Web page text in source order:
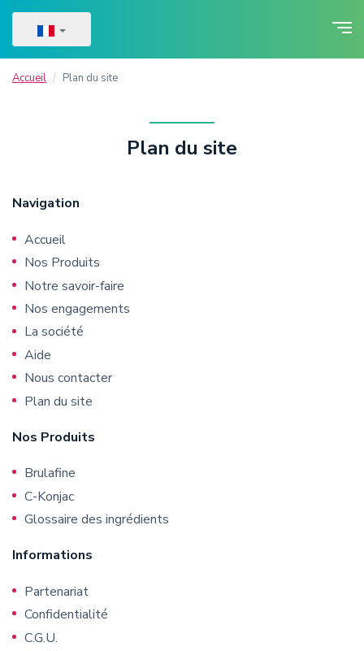
Accueil Plan du site
Plan du site
Navigation
Accueil
Nos Produits
Notre savoir-faire
Nos engagements
La société
Aide
Nous contacter
Plan du site
Nos Produits
Brulafine
C-Konjac
Glossaire des ingrédients
Informations
Partenariat
Confidentialité
C.G.U.